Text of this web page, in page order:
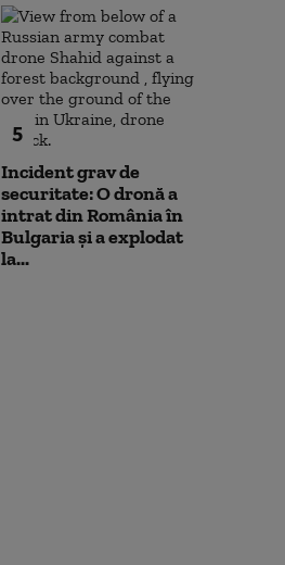
5
Incident grav de
securitate: O dronă a
intrat din România în
Bulgaria şi a explodat
la...